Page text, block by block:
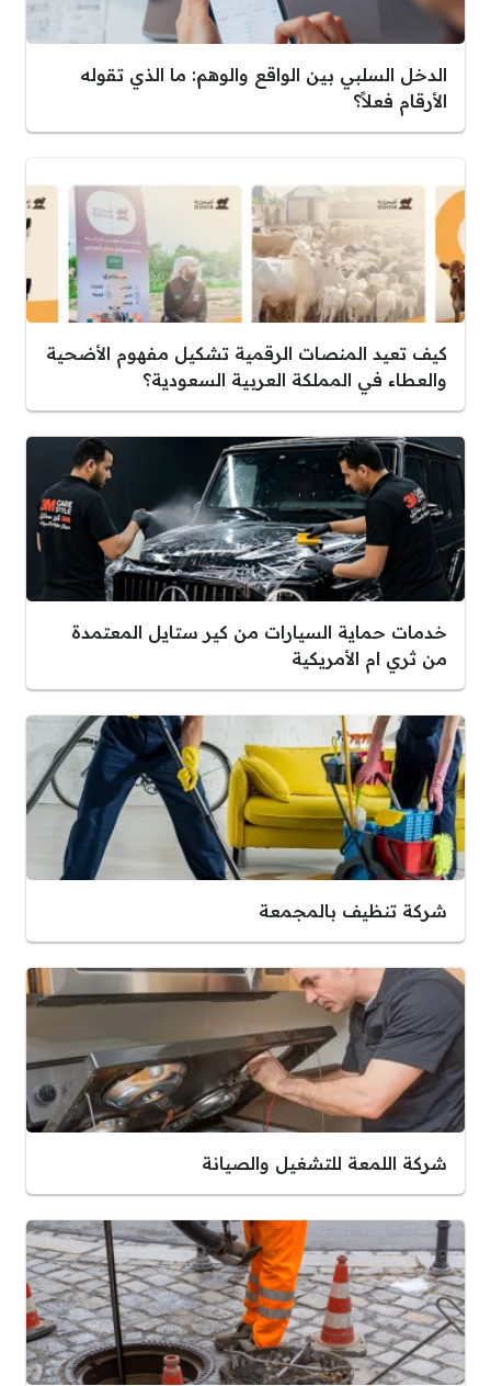
الدخل السلبي بين الواقع والوهم: ما الذي تقوله
الأرقام فعلاً؟
كيف تعيد المنصات الرقمية تشكيل مفهوم الأضحية
والعطاء في المملكة العربية السعودية؟
خدمات حماية السيارات من كير ستايل المعتمدة
من ثري ام الأمريكية
شركة تنظيف بالمجمعة
شركة اللمعة للتشغيل والصيانة